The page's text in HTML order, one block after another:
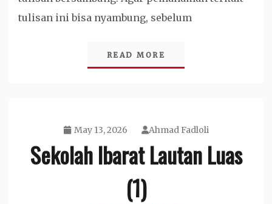
tulisan ini bisa nyambung, sebelum
READ MORE
May 13, 2026 Ahmad Fadloli
Sekolah Ibarat Lautan Luas
(1)